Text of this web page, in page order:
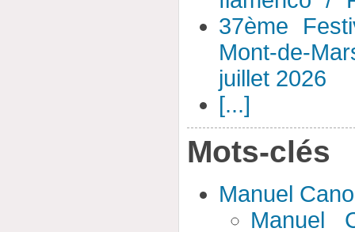
37ème
Mont-de-
juillet 2026
[...]
Mots-clés
Manuel Cano
Manuel